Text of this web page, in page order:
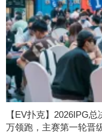
【EV扑克】2026IPG
万领跑，主赛第一轮晋